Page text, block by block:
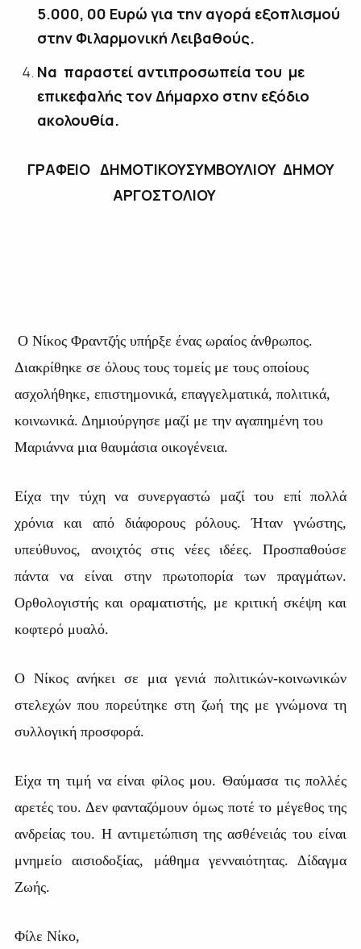
5.000, 00 Ευρώ για την αγορά εξοπλισμού
στην Φιλαρμονική Λειβαθούς.
Να παραστεί αντιπροσωπεία του με
επικεφαλής τον Δήμαρχο στην εξόδιο
ακολουθία.
ΓΡΑΦΕΙΟ ΔΗΜΟΤΙΚΟΥΣΥΜΒΟΥΛΙΟΥ ΔΗΜΟΥ
ΑΡΓΟΣΤΟΛΙΟΥ
Ο Νίκος Φραντζής υπήρξε ένας ωραίος άνθρωπος.
Διακρίθηκε σε όλους τους τομείς με τους οποίους
ασχολήθηκε, επιστημονικά, επαγγελματικά, πολιτικά,
κοινωνικά. Δημιούργησε μαζί με την αγαπημένη του
Μαριάννα μια θαυμάσια οικογένεια.
Είχα την τύχη να συνεργαστώ μαζί του επί πολλά
χρόνια και από διάφορους ρόλους. Ήταν γνώστης,
υπεύθυνος, ανοιχτός στις νέες ιδέες. Προσπαθούσε
πάντα να είναι στην πρωτοπορία των πραγμάτων.
Ορθολογιστής και οραματιστής, με κριτική σκέψη και
κοφτερό μυαλό.
Ο Νίκος ανήκει σε μια γενιά πολιτικών-κοινωνικών
στελεχών που πορεύτηκε στη ζωή της με γνώμονα τη
συλλογική προσφορά.
Είχα τη τιμή να είναι φίλος μου. Θαύμασα τις πολλές
αρετές του. Δεν φανταζόμουν όμως ποτέ το μέγεθος της
ανδρείας του. Η αντιμετώπιση της ασθένειάς του είναι
μνημείο αισιοδοξίας, μάθημα γενναιότητας. Δίδαγμα
Ζωής.
Φίλε Νίκο,